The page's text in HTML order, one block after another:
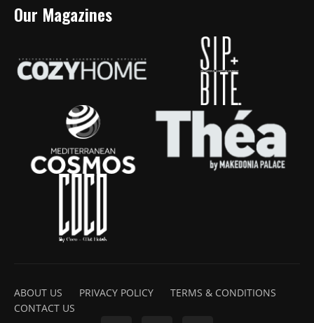
Our Magazines
ABOUT US PRIVACY POLICY
TERMS & CONDITIONS
CONTACT US